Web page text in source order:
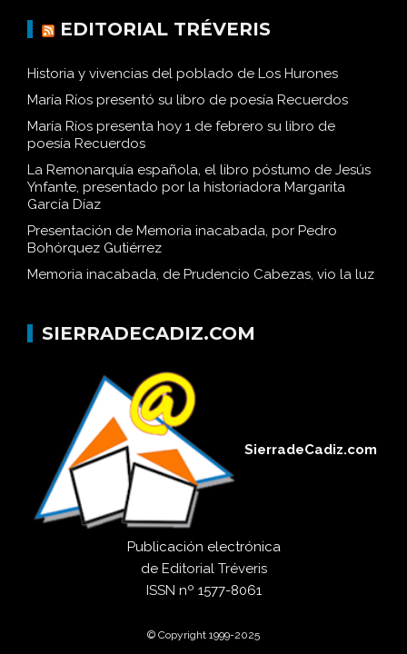
EDITORIAL TRÉVERIS
Historia y vivencias del poblado de Los Hurones
María Ríos presentó su libro de poesía Recuerdos
María Ríos presenta hoy 1 de febrero su libro de
poesía Recuerdos
La Remonarquía española, el libro póstumo de Jesús
Ynfante, presentado por la historiadora Margarita
García Díaz
Presentación de Memoria inacabada, por Pedro
Bohórquez Gutiérrez
Memoria inacabada, de Prudencio Cabezas, vio la luz
SIERRADECADIZ.COM
SierradeCadiz.com
Publicación electrónica
de Editorial Tréveris
ISSN nº 1577-8061
© Copyright 1999-2025